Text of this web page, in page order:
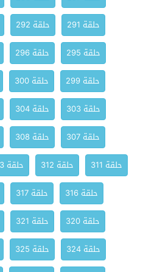
حلقة 291
حلقة 292
حلقة 295
حلقة 296
حلقة 299
حلقة 300
حلقة 303
حلقة 304
حلقة 307
حلقة 308
حلقة 311
حلقة 312 حلقة 313
حلقة 316
حلقة 317
حلقة 320
حلقة 321
حلقة 324
حلقة 325